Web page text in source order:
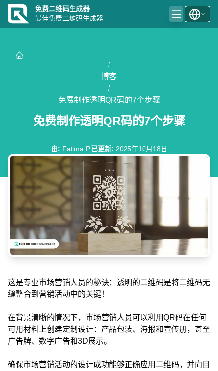
免费二维码生成器
最佳免费二维码生成器
/
博客
/
免费制作透明QR码的7个步骤
免费制作透明QR码的7个步骤
由: Fatima P.已更新: 2025年10月18日
这是专业市场营销人员的秘诀：透明的二维码是将二维码无
缝整合到营销活动中的关键！
在背景清晰的情况下，市场营销人员可以利用QR码在任何
可用材料上创建定制设计：产品包装、海报和宣传册，甚至
广告牌、数字广告和3D展示。
确保市场营销活动的设计成功能够正确应用二维码，并向目